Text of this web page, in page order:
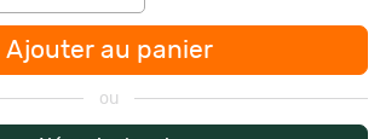
Ajouter au panier
ou